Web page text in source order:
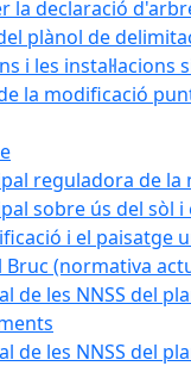
la declaració
plànol de
i les
la modificació
reguladora de
sobre ús del sòl i
i el paisatge
Bruc (normativa
de les NNSS del
de les NNSS del